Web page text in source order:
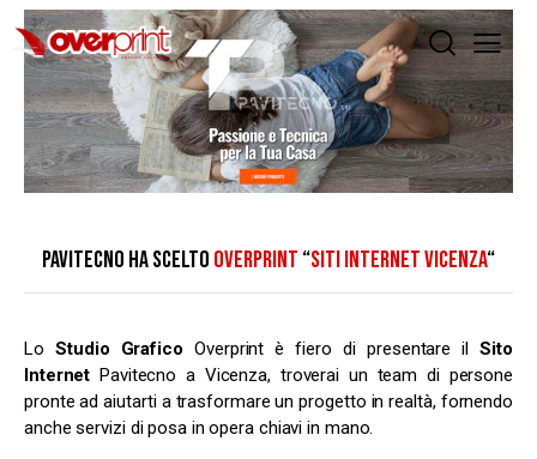
PAVITECNO HA SCELTO OVERPRINT “SITI INTERNET VICENZA“
Lo Studio Grafico Overprint è fiero di presentare ilSito
InternetPavitecno a Vicenza, troverai un team di persone
pronte ad aiutarti a trasformare un progetto in realtà, fornendo
anche servizi di posa in opera chiavi in mano.